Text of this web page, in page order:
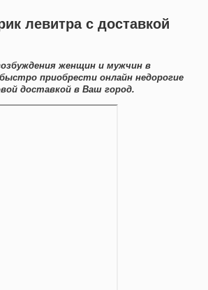
левитра с доставкой
женщин и мужчин в
приобрести онлайн недорогие
доставкой в Ваш город.